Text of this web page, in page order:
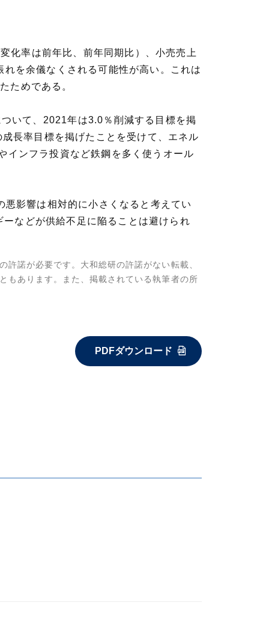
化率は前年比、前年同期比）、小売売上
を余儀なくされる可能性が高い。これは
ためである。
いて、2021年は3.0％削減する目標を掲
長率目標を掲げたことを受けて、エネル
インフラ投資など鉄鋼を多く使うオール
影響は相対的に小さくなると考えてい
などが供給不足に陥ることは避けられ
諾が必要です。大和総研の許諾がない転載、
もあります。また、掲載されている執筆者の所
PDFダウンロード